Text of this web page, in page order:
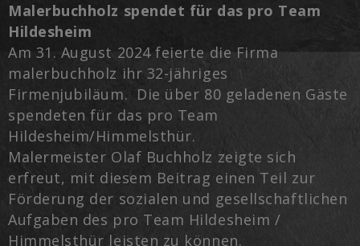
Malerbuchholz spendet für das pro Team
Hildesheim
Am 31. August 2024 feierte die Firma
malerbuchholz ihr 32-jähriges
Firmenjubiläum. Die über 80 geladenen Gäste
spendeten für das pro Team
Hildesheim/Himmelsthür.
Malermeister Olaf Buchholz zeigte sich
erfreut, mit diesem Beitrag einen Teil zur
Förderung der sozialen und gesellschaftlichen
Aufgaben des pro Team Hildesheim /
Himmelsthür leisten zu können.